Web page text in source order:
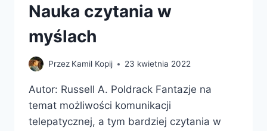
Nauka czytania w
myślach
Przez Kamil Kopij 23 kwietnia 2022
Autor: Russell A. Poldrack Fantazje na
temat możliwości komunikacji
telepatycznej, a tym bardziej czytania w